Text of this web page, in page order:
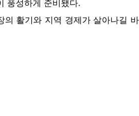
풍성하게 준비됐다.
의 활기와 지역 경제가 살아나길 바